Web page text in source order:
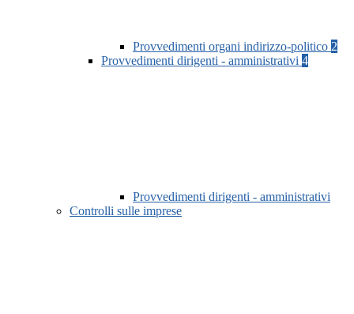
Provvedimenti organi indirizzo-politico 2
Provvedimenti dirigenti - amministrativi 4
Provvedimenti dirigenti - amministrativi
Controlli sulle imprese